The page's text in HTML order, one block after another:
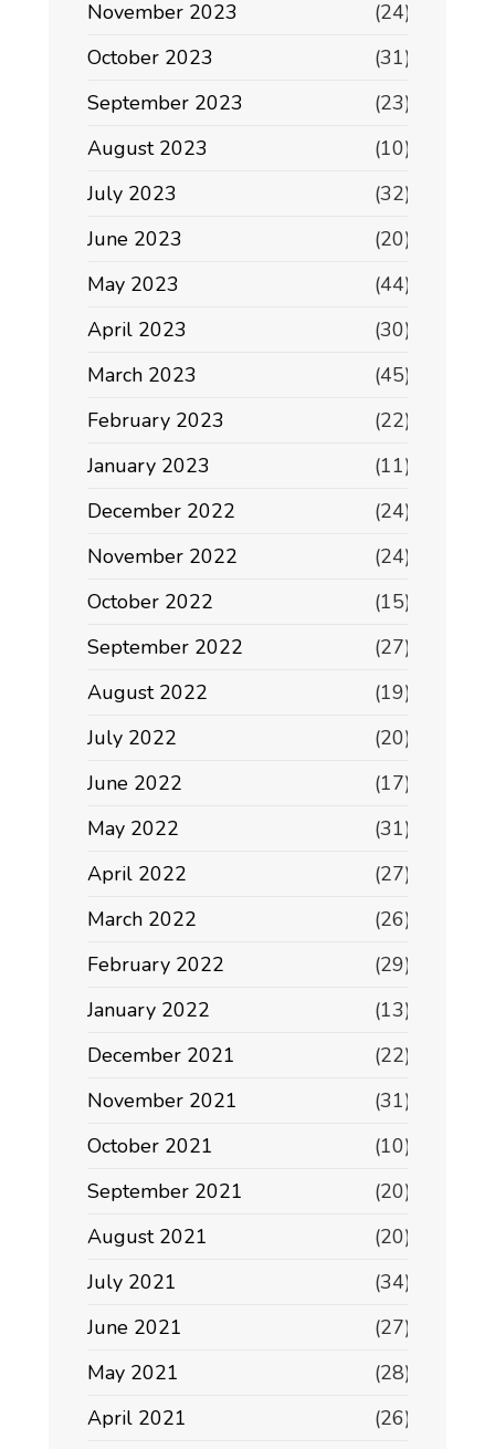
November 2023
(24)
October 2023
(31)
September 2023
(23)
August 2023
(10)
July 2023
(32)
June 2023
(20)
May 2023
(44)
April 2023
(30)
March 2023
(45)
February 2023
(22)
January 2023
(11)
December 2022
(24)
November 2022
(24)
October 2022
(15)
September 2022
(27)
August 2022
(19)
July 2022
(20)
June 2022
(17)
May 2022
(31)
April 2022
(27)
March 2022
(26)
February 2022
(29)
January 2022
(13)
December 2021
(22)
November 2021
(31)
October 2021
(10)
September 2021
(20)
August 2021
(20)
July 2021
(34)
June 2021
(27)
May 2021
(28)
April 2021
(26)